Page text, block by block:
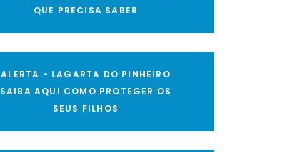
QUE PRECISA SABER
ALERTA - LAGARTA DO PINHEIRO
SAIBA AQUI COMO PROTEGER OS
SEUS FILHOS